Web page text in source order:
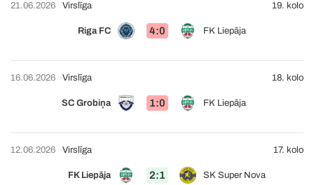
21.06.2026
Riga FC 4:0 FK Liepāja
Virslīga 19. kolo
16.06.2026
SC Grobiņa 1:0 FK Liepāja
Virslīga 18. kolo
12.06.2026
FK Liepāja 2:1 SK Super Nova
Virslīga 17. kolo